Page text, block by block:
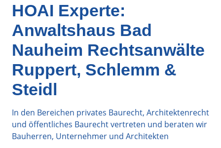
HOAI Experte:
Anwaltshaus Bad
Nauheim Rechtsanwälte
Ruppert, Schlemm &
Steidl
In den Bereichen privates Baurecht, Architektenrecht
und öffentliches Baurecht vertreten und beraten wir
Bauherren, Unternehmer und Architekten